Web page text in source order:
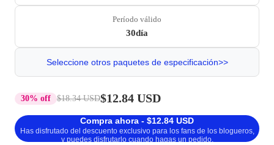
Período válido
30día
Seleccione otros paquetes de especificación>>
30% off $18.34 USD$12.84 USD
Compra ahora - $12.84 USD
Has disfrutado del descuento exclusivo para los fans de los blogueros,
y puedes disfrutarlo cuando hagas un pedido.